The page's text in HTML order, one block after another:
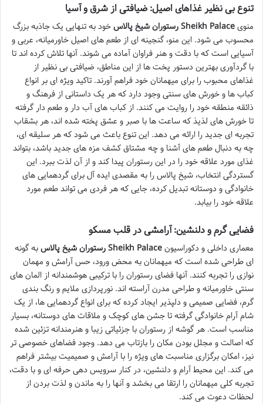
تنوع بی نظیر غذاهای اصیل: ضیافتی از شرق و آسیا
منویرستوران شیخ پالاس Sheikh Palace
خود به تنهایی یک جاذبه بزرگ
محسوب می شود. این منو، گنجینه ای از طعم های اصیل خاورمیانه، عربی و
آسیایی است که با دقت و هنر فراوان آماده می شوند. آنها تلاش کرده اند تا
با گردآوری بهترین دستور پخت ها از این مناطق، ضیافتی بی نظیر از
غذاهای محبوب را برای میهمانان خود فراهم آورند. تاکید ویژه ای بر انواع
کباب ها و خورش های سنتی وجود دارد که هر یک داستانی از فرهنگ و
ذائقه منطقه خود را روایت می کنند. از کباب های آب دار و طعم دار گرفته
تا خورش های لذیذ که ساعت ها با صبر و عشق پخته شده اند، هر بشقاب
تجربه ای جدید را ارائه می دهد. این تنوع باعث می شود که هر سلیقه ای،
چه به دنبال طعم های آشنا و چه مشتاق کشف مزه های جدید باشد، بتواند
غذای مورد علاقه خود را در این رستوران پیدا کند و از آن لذت ببرد. این
گستردگی انتخاب، شیخ پالاس را به مقصدی ایده آل برای گردهمایی های
خانوادگی و دوستانه تبدیل کرده، جایی که هر فردی می تواند طعم مورد
علاقه خود را بیابد.
فضایی گرم و دلنشین: آرامشی در قلب مسکو
معماری داخلی و دکوراسیونرستوران شیخ پالاس Sheikh Palace
به گونه
ای طراحی شده است که میهمانان به محض ورود، حس آرامش و مهمان
نوازی را تجربه کنند. آنها فضای رستوران را با ترکیبی هوشمندانه از المان های
سنتی خاورمیانه و طراحی مدرن آراسته اند. نورپردازی ملایم و رنگ بندی
گرم، فضایی صمیمی و دلپذیر ایجاد کرده که برای انواع گردهمایی ها، از یک
شام آرام خانوادگی گرفته تا جشن های کوچک و ملاقات های دوستانه، بسیار
مناسب است. هر گوشه از رستوران با جزئیاتی زیبا و هنرمندانه تزئین شده
که اصالت و مجلل بودن مکان را بازتاب می دهد. وجود فضاهای خصوصی تر
نیز، امکان برگزاری مناسبت های ویژه را با آرامش و صمیمیت بیشتر فراهم
می کند. این محیط آرام و دلنشین، در کنار سرویس دهی حرفه ای و با دقت،
تجربه کلی میهمانان را ارتقا می بخشد و آنها را به ماندن و لذت بردن از
لحظات دعوت می کند.